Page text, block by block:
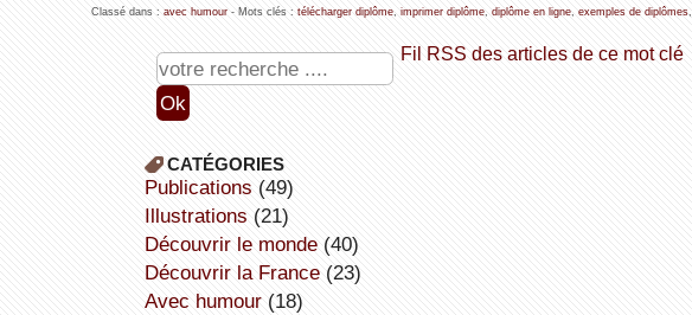
Classé dans : avec humour- Mots clés : télécharger diplôme, imprimer diplôme, diplôme en ligne, exemples de diplômes,
Fil RSS des articles de ce mot clé
CATÉGORIES
publications (49)
illustrations (21)
découvrir le monde(40)
découvrir la France(23)
avec humour(18)